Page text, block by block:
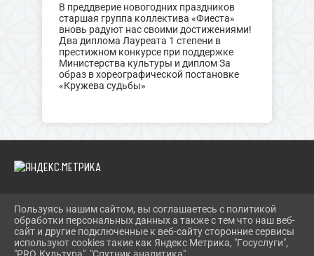
В преддверие новогодних праздников
старшая группа коллектива «Фиеста»
вновь радуют нас своими достижениями!
Два диплома Лауреата 1 степени в
престижном конкурсе при поддержке
Министерства культуры и диплом За
образ в хореографической постановке
«Кружева судьбы»
2026 Г. KURUMOCH-CK.RU
ВХОД
КАРТА САЙТА
ПОЛИТИКА ОБРАБОТКИ ПЕРСОНАЛЬНЫХ ДАННЫХ
Пользуясь нашим сайтом, вы соглашаетесь с политикой
обработки персональных данных а также с тем что наш веб-
сайт и другие подключенные к веб-сайту сторонние сервисы
используют cookies такие как Яндекс Метрика, "Госуслуги",